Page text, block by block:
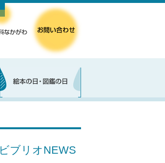
ビブリオNEWS